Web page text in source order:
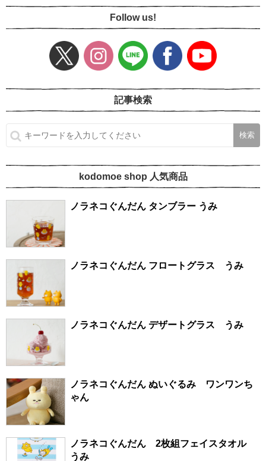
Follow us!
記事検索
kodomoe shop 人気商品
ノラネコぐんだん タンブラー うみ
ノラネコぐんだん フロートグラス うみ
ノラネコぐんだん デザートグラス うみ
ノラネコぐんだん ぬいぐるみ ワンワンち
ゃん
ノラネコぐんだん 2枚組フェイスタオル
うみ